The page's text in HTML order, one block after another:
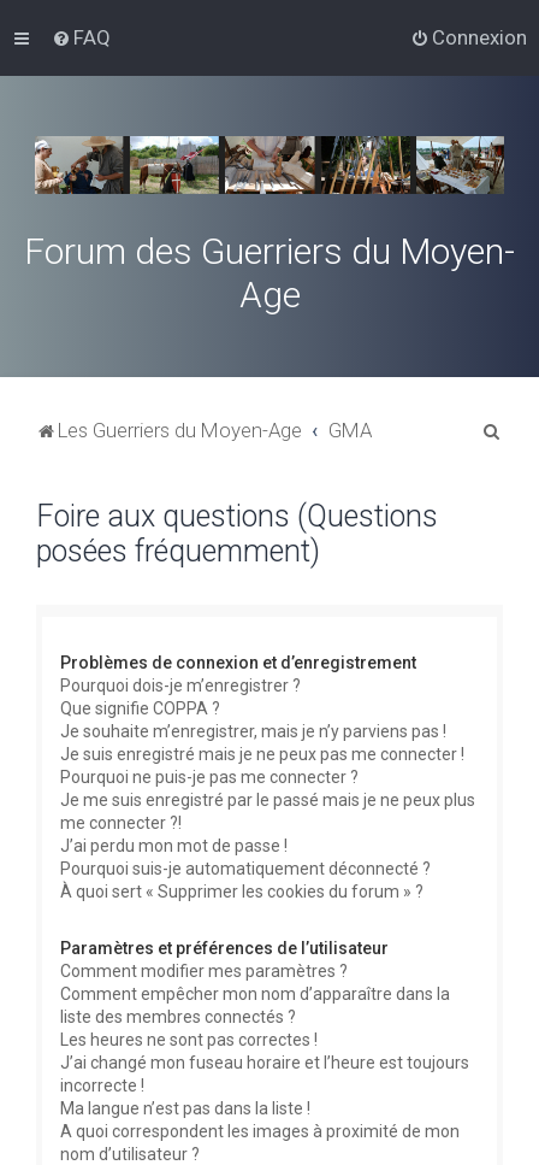
FAQ Connexion
Forum des Guerriers du Moyen-
Age
Les Guerriers du Moyen-Age GMA
Foire aux questions (Questions
posées fréquemment)
Problèmes de connexion et d’enregistrement
Pourquoi dois-je m’enregistrer ?
Que signifie COPPA ?
Je souhaite m’enregistrer, mais je n’y parviens pas !
Je suis enregistré mais je ne peux pas me connecter !
Pourquoi ne puis-je pas me connecter ?
Je me suis enregistré par le passé mais je ne peux plus
me connecter ?!
J’ai perdu mon mot de passe !
Pourquoi suis-je automatiquement déconnecté ?
À quoi sert « Supprimer les cookies du forum » ?
Paramètres et préférences de l’utilisateur
Comment modifier mes paramètres ?
Comment empêcher mon nom d’apparaître dans la
liste des membres connectés ?
Les heures ne sont pas correctes !
J’ai changé mon fuseau horaire et l’heure est toujours
incorrecte !
Ma langue n’est pas dans la liste !
A quoi correspondent les images à proximité de mon
nom d’utilisateur ?